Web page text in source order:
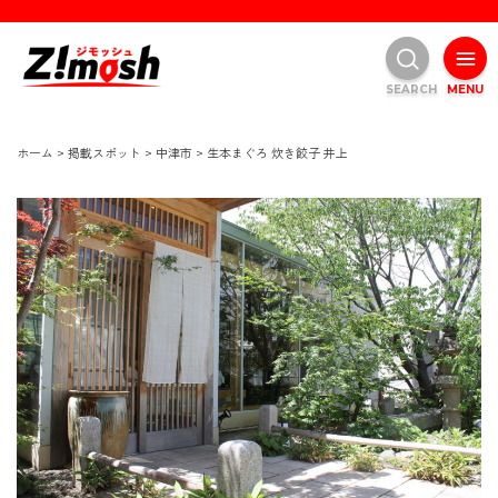
ホーム > 掲載スポット > 中津市 > 生本まぐろ 炊き餃子 井上
MENU
SEARCH